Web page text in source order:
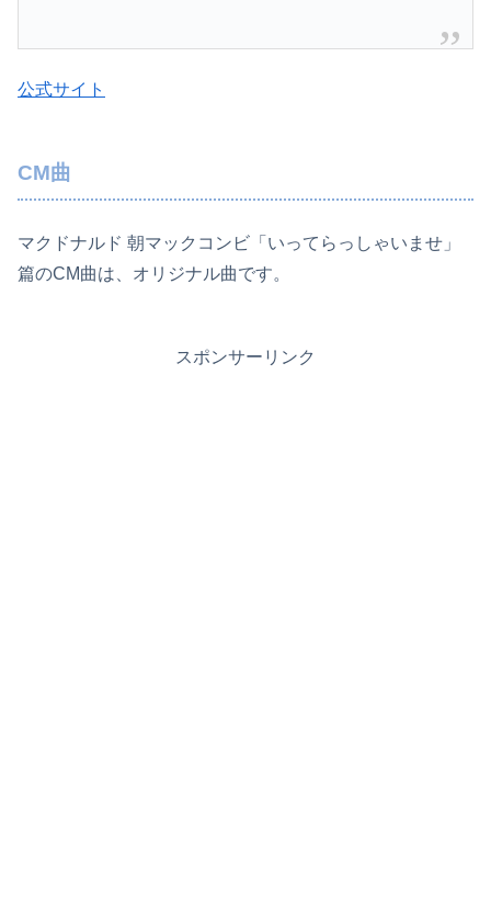
公式サイト
CM曲
マクドナルド 朝マックコンビ「いってらっしゃいませ」
篇のCM曲は、オリジナル曲です。
スポンサーリンク